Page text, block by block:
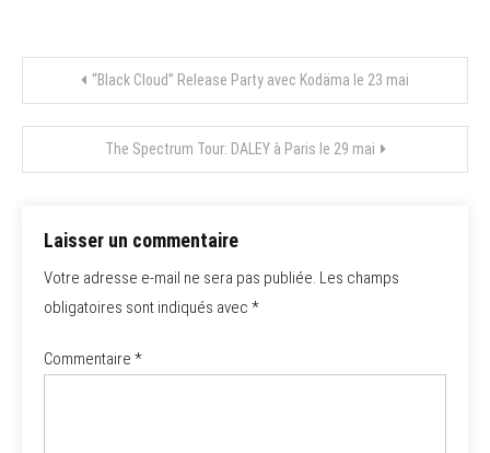
Navigation
de
l’article
“Black Cloud” Release Party avec Kodäma le 23 mai
The Spectrum Tour: DALEY à Paris le 29 mai
Laisser un commentaire
Votre adresse e-mail ne sera pas publiée. Les champs
obligatoires sont indiqués avec *
Commentaire *